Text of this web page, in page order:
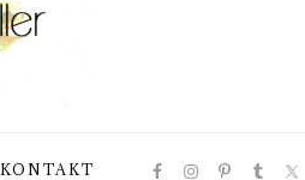
KONTAKT
NAVIGATION